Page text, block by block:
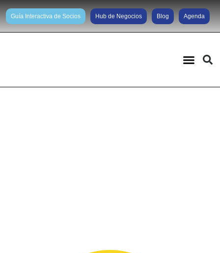
Guía Interactiva de Socios Hub de Negocios Blog Agenda